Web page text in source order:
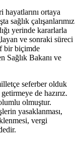
hayatlarını ortaya
sağlık çalışanlarımız
yerinde kararlarla
ve sonraki süreci
bir biçimde
Sağlık Bakanı ve
seferber olduk
de hazırız.
olmuştur.
yasaklanması,
vergi